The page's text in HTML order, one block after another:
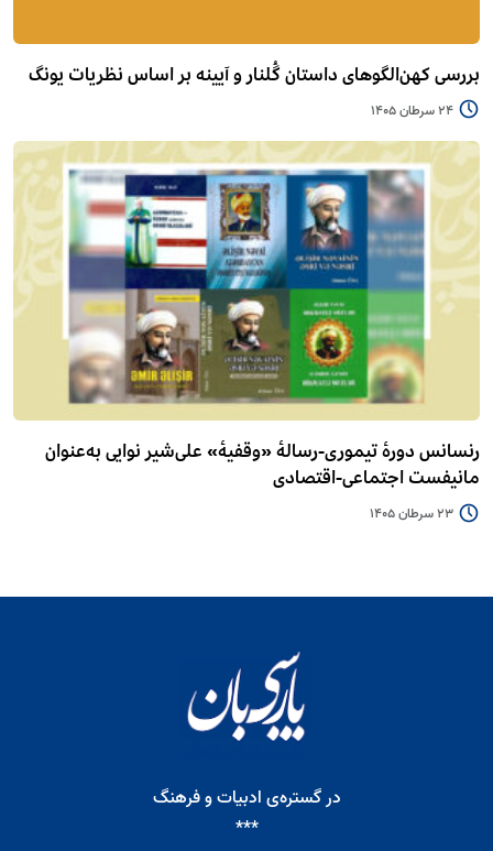
بررسی کهن‌الگوهای داستان گُلنار و آیینه بر اساس نظریات یونگ
24 سرطان 1405
رنسانس دورۀ تیموری-رسالۀ «وقفیۀ» علی‌شیر نوایی به‌عنوان
مانیفست اجتماعی-اقتصادی
23 سرطان 1405
در گستره‌ی ادبیات و فرهنگ
***